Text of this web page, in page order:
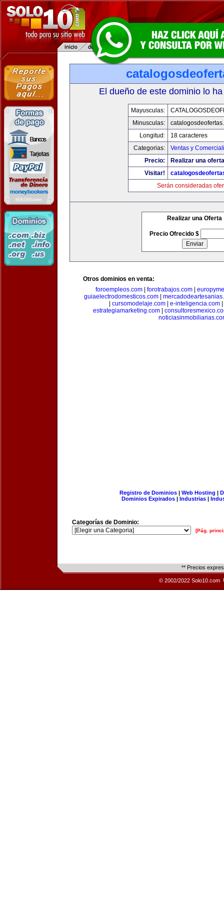
El dueño de este dominio lo
Mayusculas:
Minusculas:
Longitud:
18 caracteres
Categorias:
Ventas y
Precio:
Realizar una
Visitar!
Serán consideradas
Realizar una Oferta
Precio Ofrecido $
Otros dominios en venta:
foroempleos.com
forotrabajos.com
guiaelectrodomesticos.com
cursomodelaje.com| e-inteligencia.com|
estrategiamarketing.com|
Registro de Dominios| Web Hosting |
Dominios Expirados | Industrias |
Categorías de Dominio:
[Pág.
** Precios
© 2002/2022 Solo10.com